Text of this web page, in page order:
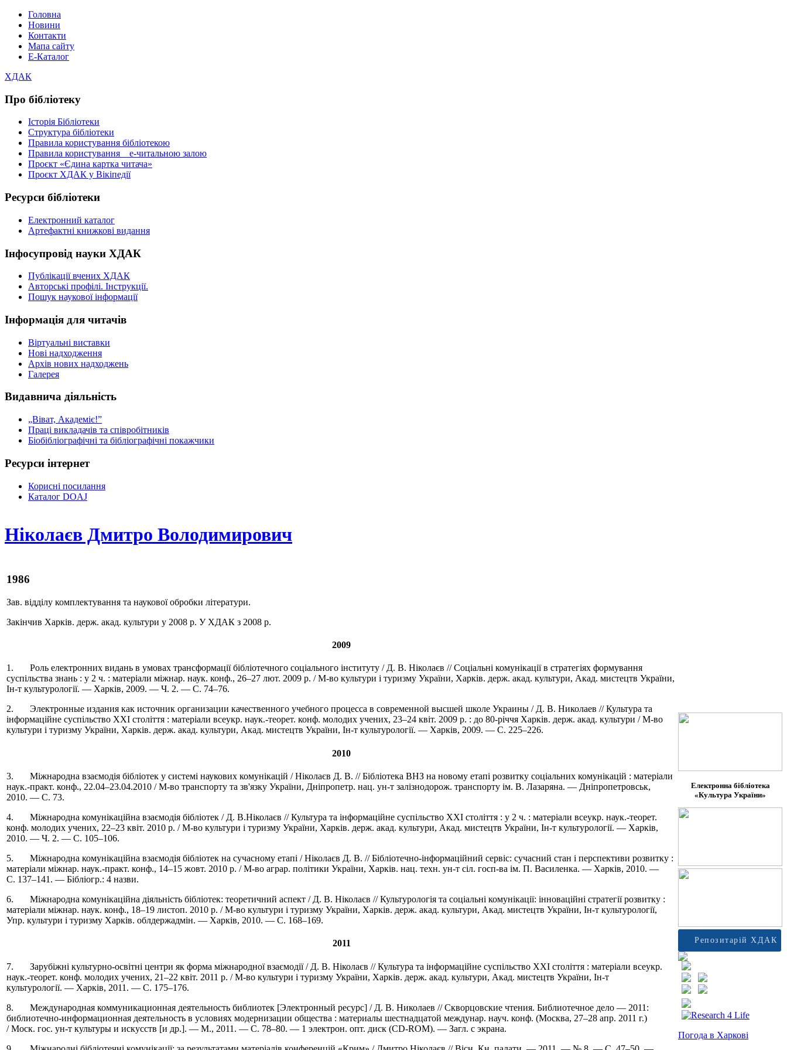
Головна
Новини
Контакти
Мапа сайту
Е-Каталог
ХДАК
Про бібліотеку
Історія Бібліотеки
Структура бібліотеки
Правила користування бібліотекою
Правила користування е-читальною залою
Проєкт «Єдина картка читача»
Проєкт ХДАК у Вікіпедії
Ресурси бібліотеки
Електронний каталог
Артефактні книжкові видання
Інфосупровід науки ХДАК
Публікації вчених ХДАК
Авторські профілі. Інструкції.
Пошук наукової інформації
Інформація для читачів
Віртуальні виставки
Нові надходження
Архів нових надходжень
Галерея
Видавнича діяльність
„Віват, Академіє!”
Праці викладачів та співробітників
Біобібліографічні та бібліографічні покажчики
Ресурси інтернет
Корисні посилання
Каталог DOAJ
Ніколаєв Дмитро Володимирович
1986
Зав. відділу комплектування та наукової обробки літератури.
Закінчив Харків. держ. акад. культури у 2008 р. У ХДАК з 2008 р.
2009
1. Роль електронних видань в умовах трансформації бібліотечного соціального інституту / Д. В. Ніколаєв // Соціальні комунікації в стратегіях формування
суспільства знань : у 2 ч. : матеріали міжнар. наук. конф., 26–27 лют. 2009 р. / М-во культури і туризму України, Харків. держ. акад. культури, Акад. мистецтв України,
Ін-т культурології. — Харків, 2009. — Ч. 2. — C. 74–76.
2. Электронные издания как источник организации качественного учебного процесса в современной высшей школе Украины / Д. В. Николаев // Культура та
інформаційне суспільство ХХІ століття : матеріали всеукр. наук.-теорет. конф. молодих учених, 23–24 квіт. 2009 р. : до 80-річчя Харків. держ. акад. культури / М-во
культури і туризму України, Харків. держ. акад. культури, Акад. мистецтв України, Ін-т культурології. — Харків, 2009. — C. 225–226.
2010
3. Міжнародна взаємодія бібліотек у системі наукових комунікацій / Ніколаєв Д. В. // Бібліотека ВНЗ на новому етапі розвитку соціальних комунікацій : матеріали
наук.-практ. конф., 22.04–23.04.2010 / М-во транспорту та зв'язку України, Дніпропетр. нац. ун-т залізнодорож. транспорту ім. В. Лазаряна. — Дніпропетровськ,
2010. — C. 73.
4. Міжнародна комунікаційна взаємодія бібліотек / Д. В.Ніколаєв // Культура та інформаційне суспільство ХХІ століття : у 2 ч. : матеріали всеукр. наук.-теорет.
конф. молодих учених, 22–23 квіт. 2010 р. / М-во культури і туризму України, Харків. держ. акад. культури, Акад. мистецтв України, Ін-т культурології. — Харків,
2010. — Ч. 2. — C. 105–106.
5. Міжнародна комунікаційна взаємодія бібліотек на сучасному етапі / Ніколаєв Д. В. // Бібліотечно-інформаційний сервіс: сучасний стан і перспективи розвитку :
матеріали міжнар. наук.-практ. конф., 14–15 жовт. 2010 р. / М-во аграр. політики України, Харків. нац. техн. ун-т сіл. госп-ва ім. П. Василенка. — Харків, 2010. —
C. 137–141. — Бібліогр.: 4 назви.
6. Міжнародна комунікаційна діяльність бібліотек: теоретичний аспект / Д. В. Ніколаєв // Культурологія та соціальні комунікації: інноваційні стратегії розвитку :
матеріали міжнар. наук. конф., 18–19 листоп. 2010 р. / М-во культури і туризму України, Харків. держ. акад. культури, Акад. мистецтв України, Ін-т культурології,
Упр. культури і туризму Харків. облдержадмін. — Харків, 2010. — C. 168–169.
2011
7. Зарубіжні культурно-освітні центри як форма міжнародної взаємодії / Д. В. Ніколаєв // Культура та інформаційне суспільство ХХІ століття : матеріали всеукр.
наук.-теорет. конф. молодих учених, 21–22 квіт. 2011 р. / М-во культури і туризму України, Харків. держ. акад. культури, Акад. мистецтв України, Ін-т
культурології. — Харків, 2011. — C. 175–176.
8. Международная коммуникационная деятельность библиотек [Электронный ресурс] / Д. В. Николаев // Скворцовские чтения. Библиотечное дело — 2011:
библиотечно-информационная деятельность в условиях модернизации общества : материалы шестнадцатой междунар. науч. конф. (Москва, 27–28 апр. 2011 г.)
/ Моск. гос. ун-т культуры и искусств [и др.]. — М., 2011. — C. 78–80. — 1 электрон. опт. диск (CD-ROM). — Загл. с экрана.
Електронна бібліотека
«Культура України»
Репозитарій ХДАК
Погода в Харкові